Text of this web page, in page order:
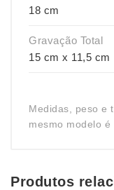
18 cm
Gravação Total
15 cm x 11,5 cm
Medidas, peso e
mesmo modelo
Produtos